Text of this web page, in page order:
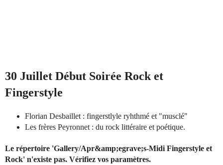
30 Juillet Début Soirée Rock et
Fingerstyle
Florian Desbaillet : fingerstlyle ryhthmé et "musclé"
Les frères Peyronnet : du rock littéraire et poétique.
Le répertoire 'Gallery/Apr&amp;egrave;s-Midi Fingerstyle et
Rock' n'existe pas. Vérifiez vos paramètres.